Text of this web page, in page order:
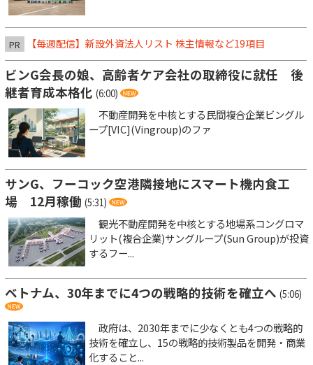
PR 【毎週配信】新設外資法人リスト 株主情報など19項目
ビンG会長の娘、高齢者ケア会社の取締役に就任 後
継者育成本格化 (6:00)
不動産開発を中核とする民間複合企業ビングル
ープ[VIC](Vingroup)のファ
サンG、フーコック空港隣接地にスマート機内食工
場 12月稼働 (5:31)
観光不動産開発を中核とする地場系コングロマ
リット(複合企業)サングループ(Sun Group)が投資
するフー...
ベトナム、30年までに4つの戦略的技術を確立へ (5:06)
政府は、2030年までに少なくとも4つの戦略的
技術を確立し、15の戦略的技術製品を開発・商業
化すること...